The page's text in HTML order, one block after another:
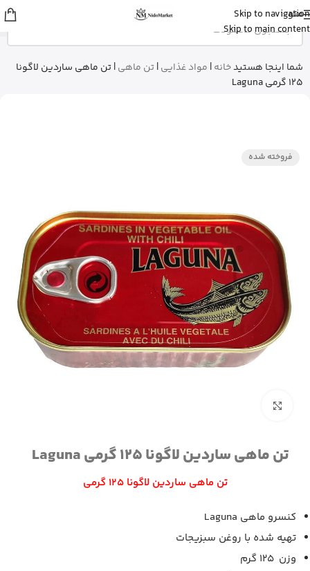
Skip to navigation
Skip to main content
منو
شما اینجا هستیدخانه| مواد غذایی|تن ماهی|تن ماهی ساردین لاگونا
125 گرمی Laguna
فروخته شده
تن ماهی ساردین لاگونا 125 گرمی Laguna
تن ماهی ساردین لاگونا 125 گرمی
کنسرو ماهی Laguna
تهیه شده با روغن سبزیجات
وزن 125 گرم
علیاز ساری
بالم سیکاپلاست لاروش پوزای رو خرید
15 دقیقه پیش